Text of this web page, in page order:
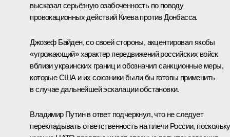
высказал серьёзную озабоченность по поводу
провокационных действий Киева против Донбасса.
Джозеф Байден, со своей стороны, акцентировал якобы
«угрожающий» характер передвижений российских войск
вблизи украинских границ и обозначил санкционные меры,
которые США и их союзники были бы готовы применить
в случае дальнейшей эскалации обстановки.
Владимир Путин в ответ подчеркнул, что не следует
перекладывать ответственность на плечи России, поскольку